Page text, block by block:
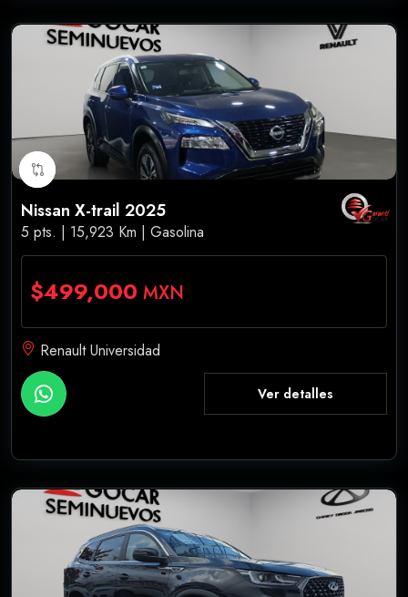
Nissan X-trail 2025
5 pts. | 15,923 Km | Gasolina
$499,000 MXN
Renault Universidad
Ver detalles